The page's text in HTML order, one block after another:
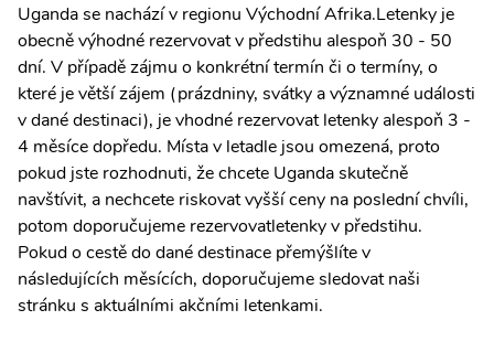
Uganda se nachází v regionu Východní Afrika.Letenky je
obecně výhodné rezervovat v předstihu alespoň 30 - 50
dní. V případě zájmu o konkrétní termín či o termíny, o
které je větší zájem (prázdniny, svátky a významné události
v dané destinaci), je vhodné rezervovat letenky alespoň 3 -
4 měsíce dopředu. Místa v letadle jsou omezená, proto
pokud jste rozhodnuti, že chcete Uganda skutečně
navštívit, a nechcete riskovat vyšší ceny na poslední chvíli,
potom doporučujeme rezervovatletenky v předstihu.
Pokud o cestě do dané destinace přemýšlíte v
následujících měsících, doporučujeme sledovat naši
stránku s aktuálními akčními letenkami.